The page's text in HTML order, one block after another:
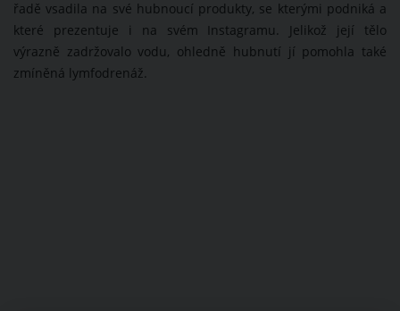
řadě vsadila na své hubnoucí produkty, se kterými podniká a
které prezentuje i na svém Instagramu. Jelikož její tělo
výrazně zadržovalo vodu, ohledně hubnutí jí pomohla také
zmíněná lymfodrenáž.